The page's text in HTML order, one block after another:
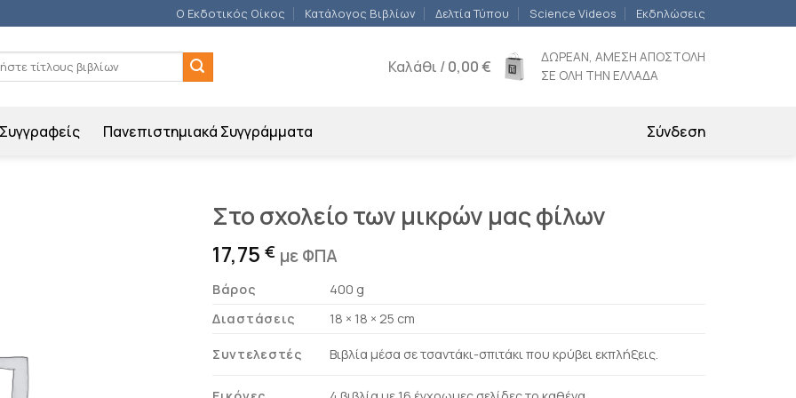
Ο Εκδοτικός Οίκος Κατάλογος Βιβλίων Δελτία Τύπου Science Videos Εκδηλώσεις
Καλάθι /0,00€
ΔΩΡΕΑΝ, ΑΜΕΣΗ ΑΠΟΣΤΟΛΗ
ΣΕ ΟΛΗ ΤΗΝ ΕΛΛΑΔΑ
Συγγραφείς Πανεπιστημιακά Συγγράμματα Σύνδεση
Στο σχολείο των μικρών μας φίλων
17,75 € με ΦΠΑ
Βάρος
400 g
Διαστάσεις
18 × 18 × 25 cm
Συντελεστές Βιβλία μέσα σε τσαντάκι-σπιτάκι που κρύβει εκπλήξεις.